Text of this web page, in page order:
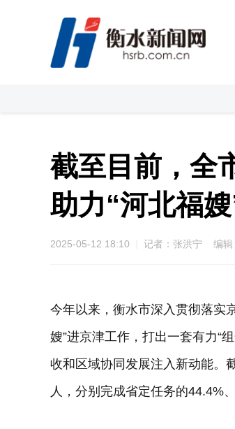
截至目前，全
助力“河北福
2025-05-12 18:10 记者：张洪宁 编辑
今年以来，衡水市深入贯彻落实
嫂”进京津工作，打出一套有力“
收和区域协同发展注入新动能。
人，分别完成省定任务的44.4%、